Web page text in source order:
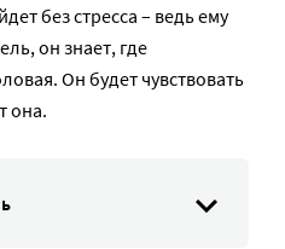
без стресса – ведь ему
он знает, где
Он будет чувствовать
она.